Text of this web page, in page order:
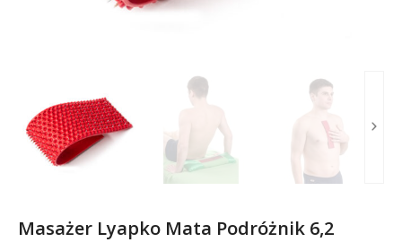
Masażer Lyapko Mata Podróżnik 6,2